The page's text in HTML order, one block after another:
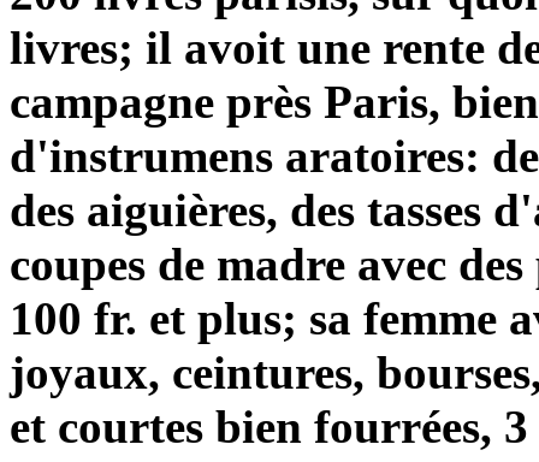
livres; il avoit une rente
campagne près Paris,
d'instrumens aratoires:
des aiguières, des tasses
coupes de madre avec
100 fr. et plus; sa femme
joyaux, ceintures,
et courtes bien fourrées,